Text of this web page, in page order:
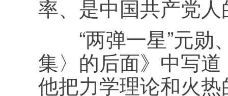
率、是中国共产党人
“两弹一星”元勋
集〉的后面》中写
他把力学理论和火